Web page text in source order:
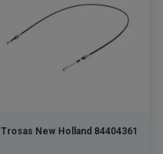
Trosas New Holland 84404361